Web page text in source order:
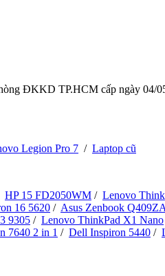
ĐKKD TP.HCM cấp ngày 04/
Legion Pro 7 / Laptop cũ
HP 15 FD2050WM / Lenovo
16 5620 / Asus Zenbook Q409ZA
9305 / Lenovo ThinkPad X1 Nano
7640 2 in 1 / Dell Inspiron 5440 /